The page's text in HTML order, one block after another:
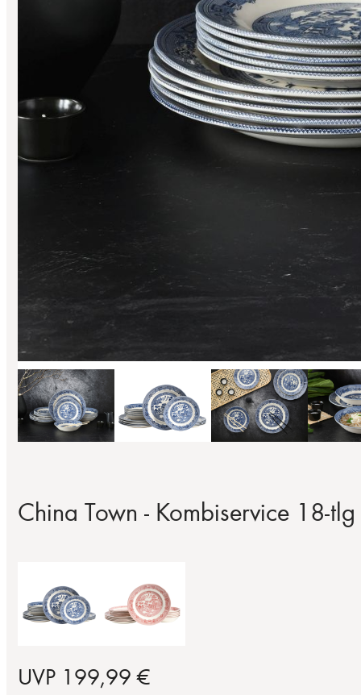
China Town - Kombiservice 18-tlg
UVP 199,99 €